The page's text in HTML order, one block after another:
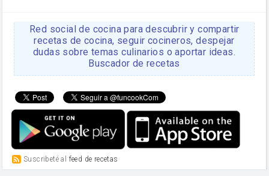
HOJALDROSA TV
enGachas de la abuela
Rosa
https://youtu.be/Mz69gcVO3sI
Rosa enReceta Del Bizcocho
Disculpa. En la foto aparece
el bizcocho de xoco y en el
apartado de los ingredientes
te has olvidado de poner la
cantidad q se debería de
poner. Gracias. Rosa
Rosa en 6 Magdalenas caseras
con pepitas de choco
Red social de cocina para descubrir y compartir
recetas de cocina, seguir cocineros, despejar
dudas sobre temas culinarios o aportar ideas.
Buscador de recetas
Suscribeté al feed de recetas